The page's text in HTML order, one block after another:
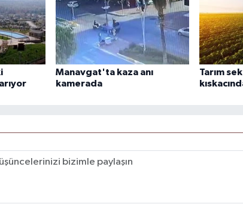
Manavgat'ta kaza anı
kamerada
Tarım